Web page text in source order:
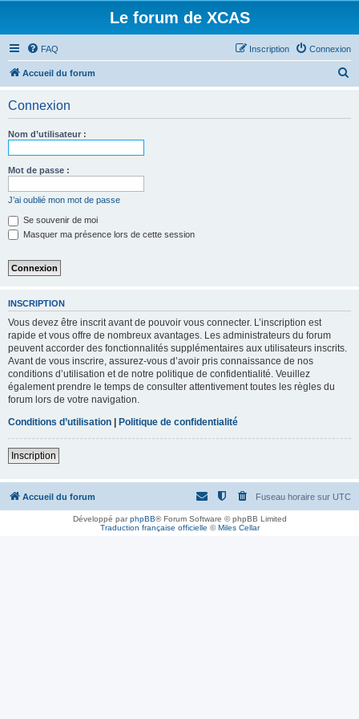
Le forum de XCAS
FAQ Connexion
Inscription
Accueil du forum
Connexion
Nom d’utilisateur :
Mot de passe :
J’ai oublié mon mot de passe
Se souvenir de moi
Masquer ma présence lors de cette session
INSCRIPTION
Vous devez être inscrit avant de pouvoir vous connecter. L’inscription est
rapide et vous offre de nombreux avantages. Les administrateurs du forum
peuvent accorder des fonctionnalités supplémentaires aux utilisateurs inscrits.
Avant de vous inscrire, assurez-vous d’avoir pris connaissance de nos
conditions d’utilisation et de notre politique de confidentialité. Veuillez
également prendre le temps de consulter attentivement toutes les règles du
forum lors de votre navigation.
Conditions d’utilisation | Politique de confidentialité
Inscription
Accueil du forum Fuseau horaire sur UTC
Développé parphpBB® Forum Software © phpBB Limited
Traduction française officielle ©Miles Cellar